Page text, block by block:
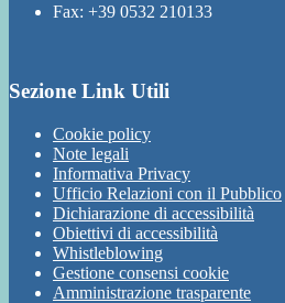
Fax: +39 0532 210133
Sezione Link Utili
Cookie policy
Note legali
Informativa Privacy
Ufficio Relazioni con il Pubblico
Dichiarazione di accessibilità
Obiettivi di accessibilità
Whistleblowing
Gestione consensi cookie
Amministrazione trasparente